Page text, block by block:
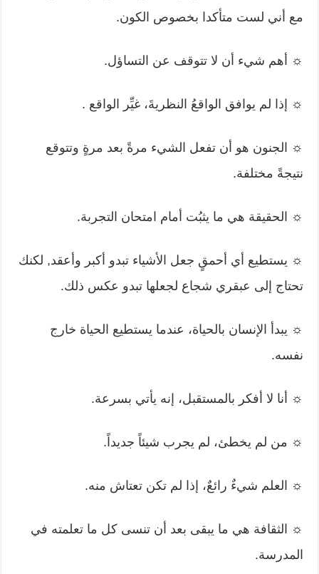
مع أني لست متأكدا بخصوص الكون.
☼ أهم شيء أن لا تتوقف عن التساؤل.
☼ إذا لم يوافق الواقعُ النظريةَ، غيِّر الواقع .
☼ الجنون هو أن تفعل الشيء مرةً بعد مرةٍ وتتوقع
نتيجةً مختلفة.
☼ الحقيقة هي ما يثبُت أمام امتحان التجربة.
☼ يستطيع أي أحمقٍ جعل الأشياء تبدو أكبر وأعقد, لكنك
تحتاج إلى عبقري شجاع لجعلها تبدو عكس ذلك.
☼ يبدأ الإنسان بالحياة، عندما يستطيع الحياة خارج
نفسه.
☼ أنا لا أفكر بالمستقبل، إنه يأتي بسرعة.
☼ من لم يخطئ، لم يجرب شيئاً جديداً.
☼ العلم شيءٌ رائعٌ، إذا لم تكن تعتاش منه.
☼ الثقافة هي ما يبقى بعد أن تنسى كل ما تعلمته في
المدرسة.